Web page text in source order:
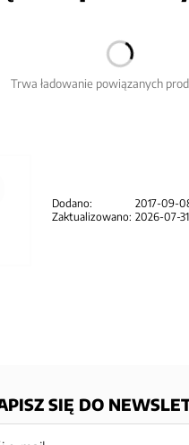
Trwa ładowanie powiązanych
Dodano:
2017-09-
Zaktualizowano: 2026-07-
SIĘ DO